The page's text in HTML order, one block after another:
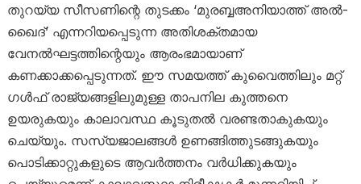
തുറയ്യ സീസണിന്റെ തുടക്കം ‘മുരബ്ബഅനിയാത്ത് അൽ-
ഖൈദ്’ എന്നറിയപ്പെടുന്ന അതിശക്തമായ
വേനൽഘട്ടത്തിന്റെയും ആരംഭമായാണ്
കണക്കാക്കപ്പെടുന്നത്. ഈ സമയത്ത് കുവൈത്തിലും മറ്റ്
ഗൾഫ് രാജ്യങ്ങളിലുമുള്ള താപനില കുത്തനെ
ഉയരുകയും കാലാവസ്ഥ കൂടുതൽ വരണ്ടതാകുകയും
ചെയ്യും. സസ്യജാലങ്ങൾ ഉണങ്ങിത്തുടങ്ങുകയും
പൊടിക്കാറ്റുകളുടെ ആവർത്തനം വർധിക്കുകയും